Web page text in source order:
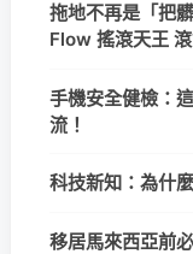
拖地不再是「把
Flow 搖滾天王
手機安全健檢：
流！
科技新知：為什
移居馬來西亞前